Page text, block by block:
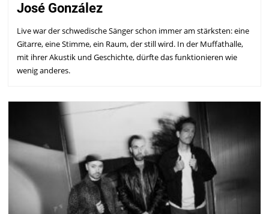
José González
Live war der schwedische Sänger schon immer am stärksten: eine
Gitarre, eine Stimme, ein Raum, der still wird. In der Muffathalle,
mit ihrer Akustik und Geschichte, dürfte das funktionieren wie
wenig anderes.